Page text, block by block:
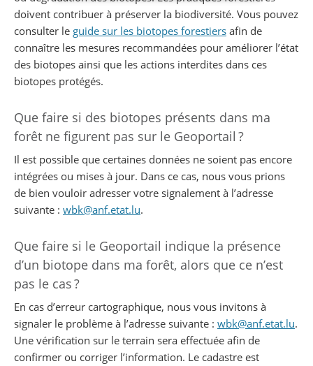
doivent contribuer à préserver la biodiversité. Vous pouvez
consulter le guide sur les biotopes forestiers afin de
connaître les mesures recommandées pour améliorer l’état
des biotopes ainsi que les actions interdites dans ces
biotopes protégés.
Que faire si des biotopes présents dans ma
forêt ne figurent pas sur le Geoportail ?
Il est possible que certaines données ne soient pas encore
intégrées ou mises à jour. Dans ce cas, nous vous prions
de bien vouloir adresser votre signalement à l’adresse
suivante : wbk@anf.etat.lu.
Que faire si le Geoportail indique la présence
d’un biotope dans ma forêt, alors que ce n’est
pas le cas ?
En cas d’erreur cartographique, nous vous invitons à
signaler le problème à l’adresse suivante : wbk@anf.etat.lu.
Une vérification sur le terrain sera effectuée afin de
confirmer ou corriger l’information. Le cadastre est